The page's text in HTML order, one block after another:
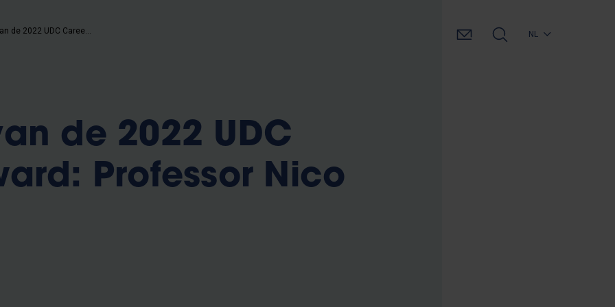
NL
de 2022 UDC
Professor Nico